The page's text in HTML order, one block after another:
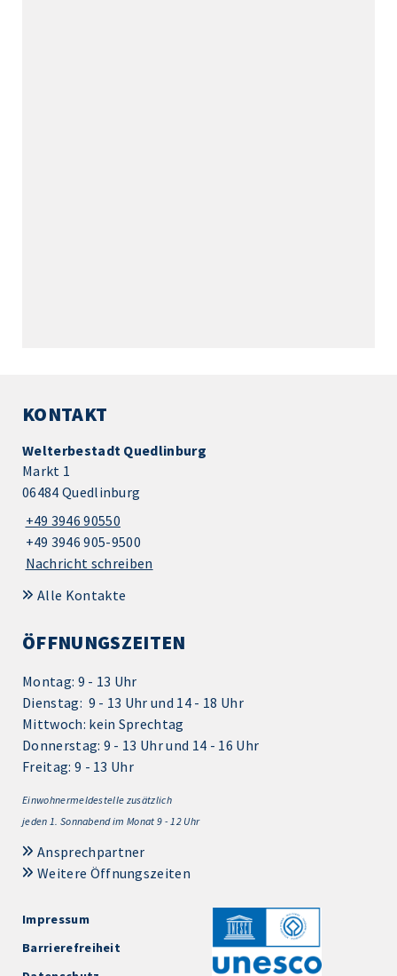
KONTAKT
Welterbestadt Quedlinburg
Markt 1
06484 Quedlinburg
+49 3946 90550
+49 3946 905-9500
Nachricht schreiben
Alle Kontakte
ÖFFNUNGSZEITEN
Montag: 9 - 13 Uhr
Dienstag: 9 - 13 Uhr und 14 - 18 Uhr
Mittwoch: kein Sprechtag
Donnerstag: 9 - 13 Uhr und 14 - 16 Uhr
Freitag: 9 - 13 Uhr
Einwohnermeldestelle zusätzlich
jeden 1. Sonnabend im Monat 9 - 12 Uhr
Ansprechpartner
Weitere Öffnungszeiten
Impressum
Barrierefreiheit